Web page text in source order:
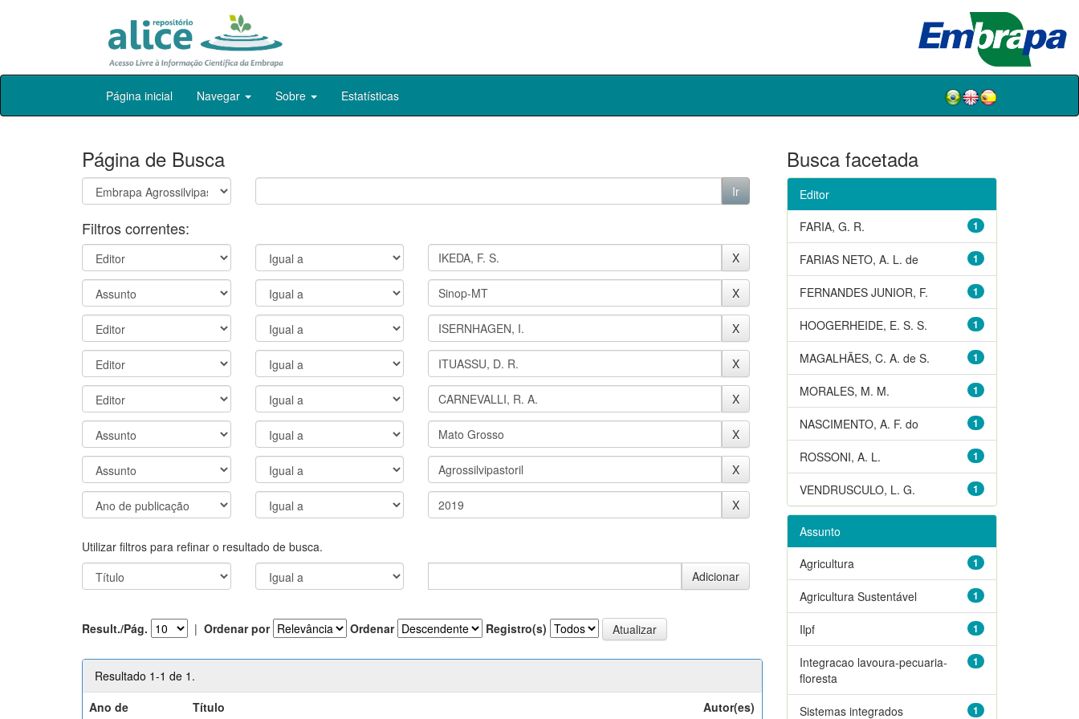
Skip
Página inicial Navegar Sobre Estatísticas
Página de Busca
Filtros correntes:
Utilizar filtros para refinar o resultado de busca.
Result./Pág. | Ordenar por Ordenar Registro(s)
Resultado 1-1 de 1.
Ano de
Título Autor(es)
Busca facetada
Editor
1
FARIA, G. R.
1
FARIAS NETO, A. L. de
1
FERNANDES JUNIOR, F.
1
HOOGERHEIDE, E. S. S.
1
MAGALHÃES, C. A. de S.
1
MORALES, M. M.
1
NASCIMENTO, A. F. do
1
ROSSONI, A. L.
1
VENDRUSCULO, L. G.
Assunto
1
Agricultura
1
Agricultura Sustentável
1
Ilpf
1
Integracao lavoura-pecuaria-
floresta
1
Sistemas integrados